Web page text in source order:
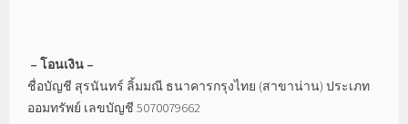
– โอนเงิน –
ชื่อบัญชี สุรนันทร์ ลิ้มมณี ธนาคารกรุงไทย (สาขาน่าน) ประเภท
ออมทรัพย์ เลขบัญชี 5070079662